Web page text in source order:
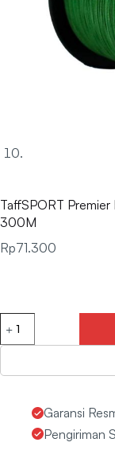
TaffSPORT
300M
Rp71.300
Garansi
Pengiriman